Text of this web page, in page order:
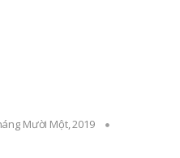
Mười Một, 2019